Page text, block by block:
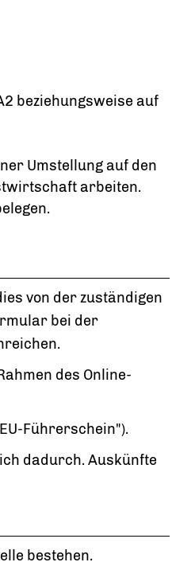
beziehungsweise auf
Umstellung auf den
arbeiten.
von der zuständigen
bei der
des Online-
Führerschein").
dadurch. Auskünfte
bestehen.